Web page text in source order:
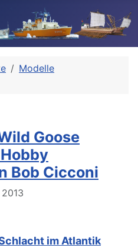
Modelle
Goose
Bob Cicconi
im Atlantik